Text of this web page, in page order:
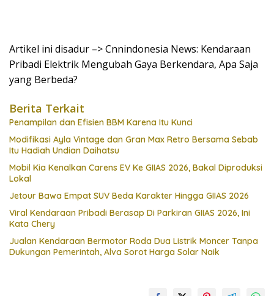
Artikel ini disadur –> Cnnindonesia News: Kendaraan
Pribadi Elektrik Mengubah Gaya Berkendara, Apa Saja
yang Berbeda?
Berita Terkait
Penampilan dan Efisien BBM Karena Itu Kunci
Modifikasi Ayla Vintage dan Gran Max Retro Bersama Sebab
Itu Hadiah Undian Daihatsu
Mobil Kia Kenalkan Carens EV Ke GIIAS 2026, Bakal Diproduksi
Lokal
Jetour Bawa Empat SUV Beda Karakter Hingga GIIAS 2026
Viral Kendaraan Pribadi Berasap Di Parkiran GIIAS 2026, Ini
Kata Chery
Jualan Kendaraan Bermotor Roda Dua Listrik Moncer Tanpa
Dukungan Pemerintah, Alva Sorot Harga Solar Naik